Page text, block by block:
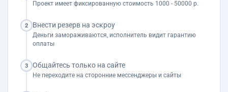
Проект имеет фиксированную стоимость 1000 - 50000 р.
2 Внести резерв на эскроу
Деньги замораживаются, исполнитель видит гарантию
оплаты
3 Общайтесь только на сайте
Не переходите на сторонние мессенджеры и сайты